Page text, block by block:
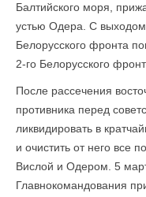
Балтийского моря,
устью Одера. С
Белорусского фронта
2-го Белорусского
После рассечения
противника перед
ликвидировать в
и очистить от него все
Вислой и Одером. 5
Главнокомандования